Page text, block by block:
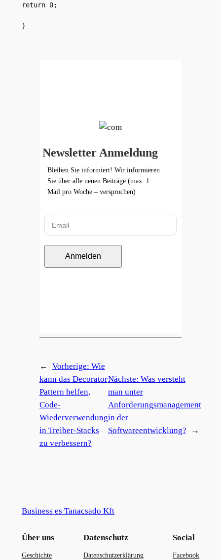
return 0;
}
Newsletter Anmeldung
Bleiben Sie informiert! Wir informieren
Sie über alle neuen Beiträge (max. 1
Mail pro Woche – versprochen)
Anmelden
← Vorherige: Wie
kann das Decorator
Pattern helfen,
Code-
Wiederverwendung
in Treiber-Stacks
zu verbessern?
Nächste: Was versteht
man unter
Anforderungsmanagement
in der
Softwareentwicklung?
→
Business es Tanacsado Kft
Über uns
Geschichte
Datenschutz
Datenschutzerklärung
Social
Facebook